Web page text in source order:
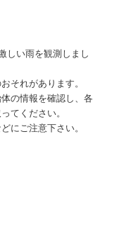
しい雨を観測しまし
それがあります。
の情報を確認し、各
てください。
にご注意下さい。